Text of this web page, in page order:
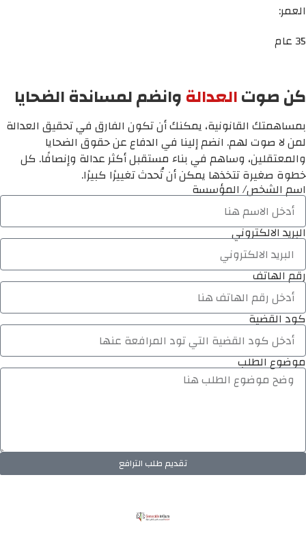
العمر:
35 عام
كن صوتالعدالةوانضم لمساندة الضحايا
بمساهمتك القانونية، يمكنك أن تكون الفارق في تحقيق العدالة
لمن لا صوت لهم. انضم إلينا في الدفاع عن حقوق الضحايا
والمعتقلين، وساهم في بناء مستقبل أكثر عدالة وإنصافًا. كل
خطوة صغيرة تتخذها يمكن أن تُحدث تغييرًا كبيرًا.
اسم الشخص/ المؤسسة
البريد الالكتروني
رقم الهاتف
كود القضية
موضوع الطلب
تقديم طلب الترافع